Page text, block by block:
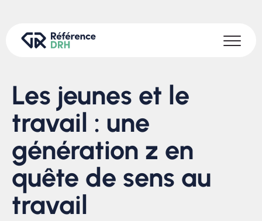
Les jeunes et le
travail : une
génération z en
quête de sens au
travail